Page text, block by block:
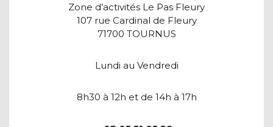
Zone d’activités Le Pas Fleury
107 rue Cardinal de Fleury
71700 TOURNUS
Lundi au Vendredi
8h30 à 12h et de 14h à 17h